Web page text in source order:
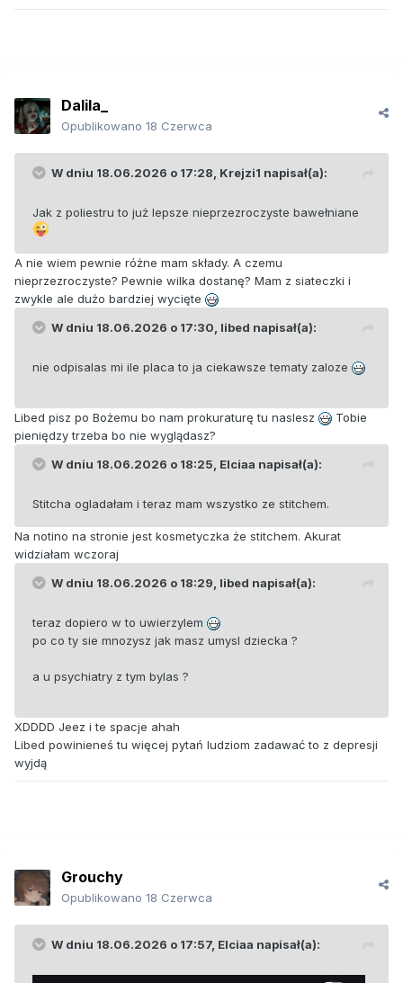
Dalila_
Opublikowano 18 Czerwca
W dniu 18.06.2026 o 17:28, Krejzi1 napisał(a):
Jak z poliestru to już lepsze nieprzezroczyste bawełniane
A nie wiem pewnie różne mam składy. A czemu
nieprzezroczyste? Pewnie wilka dostanę? Mam z siateczki i
zwykle ale dużo bardziej wycięte
W dniu 18.06.2026 o 17:30, libed napisał(a):
nie odpisalas mi ile placa to ja ciekawsze tematy zaloze
Libed pisz po Bożemu bo nam prokuraturę tu naslesz
Tobie
pieniędzy trzeba bo nie wyglądasz?
W dniu 18.06.2026 o 18:25, Elciaa napisał(a):
Stitcha ogladałam i teraz mam wszystko ze stitchem.
Na notino na stronie jest kosmetyczka że stitchem. Akurat
widziałam wczoraj
W dniu 18.06.2026 o 18:29, libed napisał(a):
teraz dopiero w to uwierzylem
po co ty sie mnozysz jak masz umysl dziecka ?
a u psychiatry z tym bylas ?
XDDDD Jeez i te spacje ahah
Libed powinieneś tu więcej pytań ludziom zadawać to z depresji
wyjdą
Grouchy
Opublikowano 18 Czerwca
W dniu 18.06.2026 o 17:57, Elciaa napisał(a):